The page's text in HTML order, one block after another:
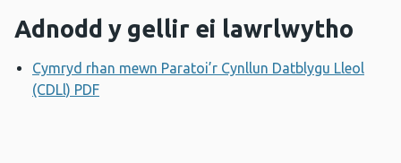
Adnodd y gellir ei lawrlwytho
Cymryd rhan mewn Paratoi’r Cynllun Datblygu Lleol
(CDLl) PDF